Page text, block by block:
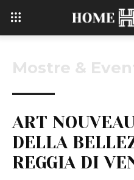
Mostre &
ART
DELLA
REGGIA DI